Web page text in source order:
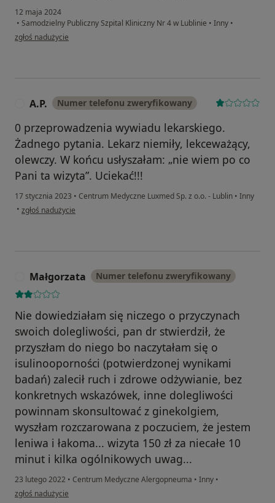
12 maja 2024
• Samodzielny Publiczny Szpital Kliniczny Nr 4 w Lublinie • Inny •
w opinii użytkownika Magdalena
zgłoś nadużycie
A.P. Numer telefonu zweryfikowany
0 przeprowadzenia wywiadu lekarskiego.
Żadnego pytania. Lekarz niemiły, lekceważący,
olewczy. W końcu usłyszałam: „nie wiem po co
Pani ta wizyta”. Uciekać!!!
17 stycznia 2023 • Centrum Medyczne Luxmed Sp. z o.o. - Lublin • Inny
• w opinii użytkownika A.P.
zgłoś nadużycie
Małgorzata Numer telefonu zweryfikowany
Nie dowiedziałam się niczego o przyczynach
swoich dolegliwości, pan dr stwierdził, że
przyszłam do niego bo naczytałam się o
isulinooporności (potwierdzonej wynikami
badań) zalecił ruch i zdrowe odżywianie, bez
konkretnych wskazówek, inne dolegliwości
powinnam skonsultować z ginekolgiem,
wyszłam rozczarowana z poczuciem, że jestem
leniwa i łakoma... wizyta 150 zł za niecałe 10
minut i kilka ogólnikowych uwag...
23 lutego 2022 • Centrum Medyczne Alergopneuma • Inny •
w opinii użytkownika Małgorzata
zgłoś nadużycie